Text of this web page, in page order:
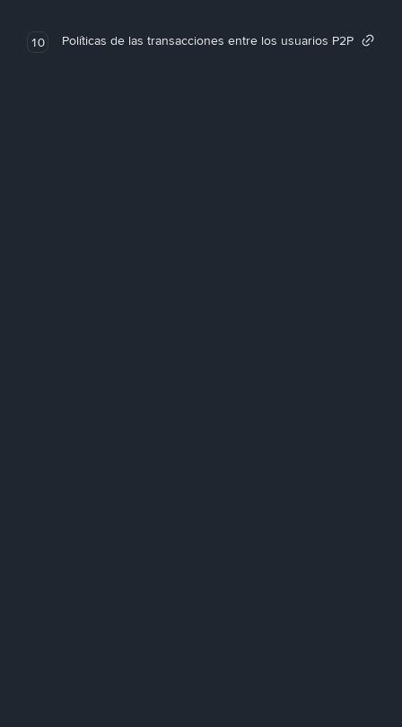
10 Políticas de las transacciones entre los usuarios P2P